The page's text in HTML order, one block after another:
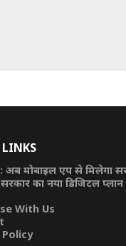
अब मोबाइल एप से मिलेगा
का नया डिजिटल प्लान
With Us
Policy